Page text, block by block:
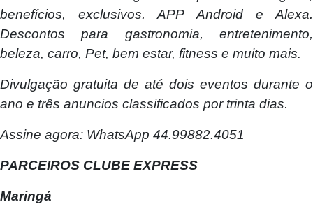
benefícios, exclusivos. APP Android e Alexa.
Descontos para gastronomia, entretenimento,
beleza, carro, Pet, bem estar, fitness e muito mais.
Divulgação gratuita de até dois eventos durante o
ano e três anuncios classificados por trinta dias.
Assine agora: WhatsApp 44.99882.4051
PARCEIROS CLUBE EXPRESS
Maringá